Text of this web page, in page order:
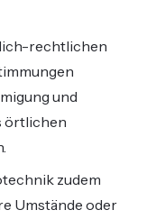
rechtlichen
und
örtlichen
zudem
Umstände oder